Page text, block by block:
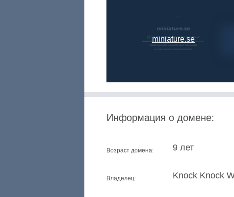
miniature.se
Информация о домене:
Возраст домена: 9 лет
Владелец: Knock Knock